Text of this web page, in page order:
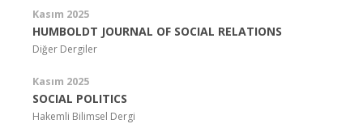
Kasım 2025
HUMBOLDT JOURNAL OF SOCIAL RELATIONS
Diğer Dergiler
Kasım 2025
SOCIAL POLITICS
Hakemli Bilimsel Dergi